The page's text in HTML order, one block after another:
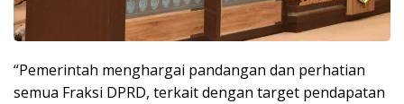
“Pemerintah menghargai pandangan dan perhatian
semua Fraksi DPRD, terkait dengan target pendapatan